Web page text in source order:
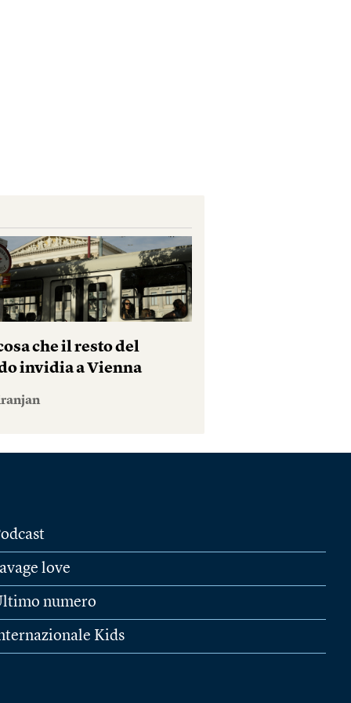
che il resto del
invidia a Vienna
love
numero
Kids